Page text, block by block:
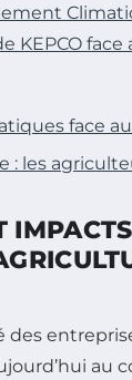
KEPCO
face
: les
des
au